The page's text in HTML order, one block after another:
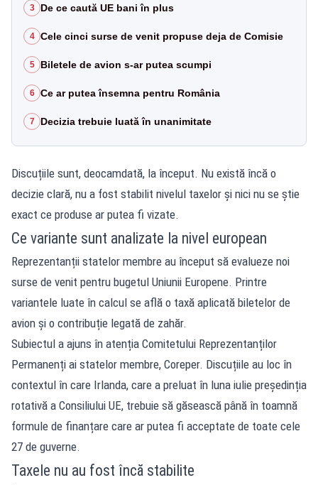
3 De ce caută UE bani în plus
4 Cele cinci surse de venit propuse deja de Comisie
5 Biletele de avion s-ar putea scumpi
6 Ce ar putea însemna pentru România
7 Decizia trebuie luată în unanimitate
Discuțiile sunt, deocamdată, la început. Nu există încă o
decizie clară, nu a fost stabilit nivelul taxelor și nici nu se știe
exact ce produse ar putea fi vizate.
Ce variante sunt analizate la nivel european
Reprezentanții statelor membre au început să evalueze noi
surse de venit pentru bugetul Uniunii Europene. Printre
variantele luate în calcul se află o taxă aplicată biletelor de
avion și o contribuție legată de zahăr.
Subiectul a ajuns în atenția Comitetului Reprezentanților
Permanenți ai statelor membre, Coreper. Discuțiile au loc în
contextul în care Irlanda, care a preluat în luna iulie președinția
rotativă a Consiliului UE, trebuie să găsească până în toamnă
formule de finanțare care ar putea fi acceptate de toate cele
27 de guverne.
Taxele nu au fost încă stabilite